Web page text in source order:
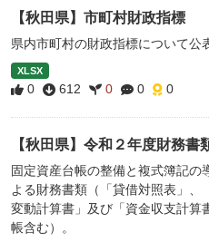
【秋田県】市町村財政指標
県内市町村の財政指標について公
XLSX
0 612 0 0 0
【秋田県】令和２年度財務書
固定資産台帳の整備と複式簿記の
よる財務書類（「貸借対照表」
変動計算書」及び「資金収支計算
帳含む）。